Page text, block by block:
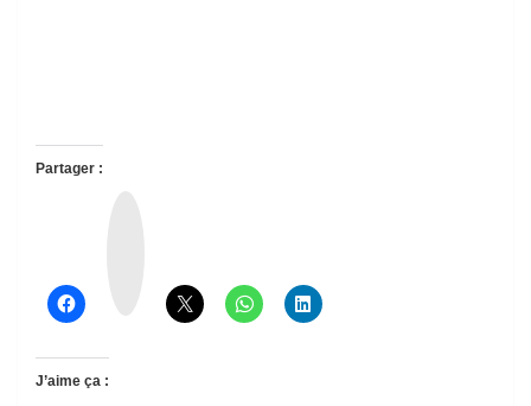
Partager :
J’aime ça :